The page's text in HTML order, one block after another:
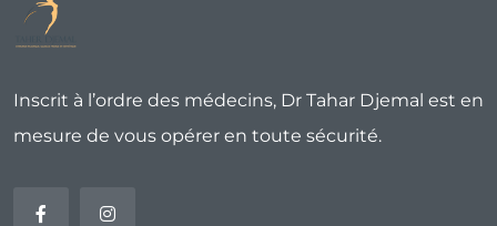
Inscrit à l’ordre des médecins, Dr Tahar Djemal est en
mesure de vous opérer en toute sécurité.